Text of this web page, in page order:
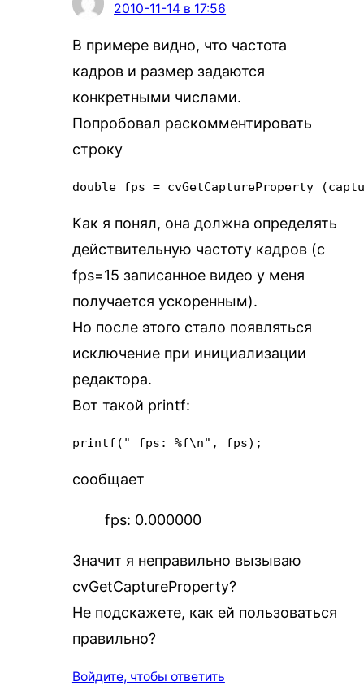
2010-11-14 в 17:56
В примере видно, что частота
кадров и размер задаются
конкретными числами.
Попробовал раскомментировать
строку
double fps = cvGetCaptureProperty
Как я понял, она должна определять
действительную частоту кадров (с
fps=15 записанное видео у меня
получается ускоренным).
Но после этого стало появляться
исключение при инициализации
редактора.
Вот такой printf:
printf(" fps: %f\n", fps);
сообщает
fps: 0.000000
Значит я неправильно вызываю
cvGetCaptureProperty?
Не подскажете, как ей пользоваться
правильно?
Войдите, чтобы ответить